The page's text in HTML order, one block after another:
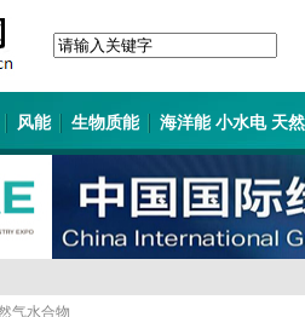
风能 生物质能 海洋能 小水电 天
气水合物